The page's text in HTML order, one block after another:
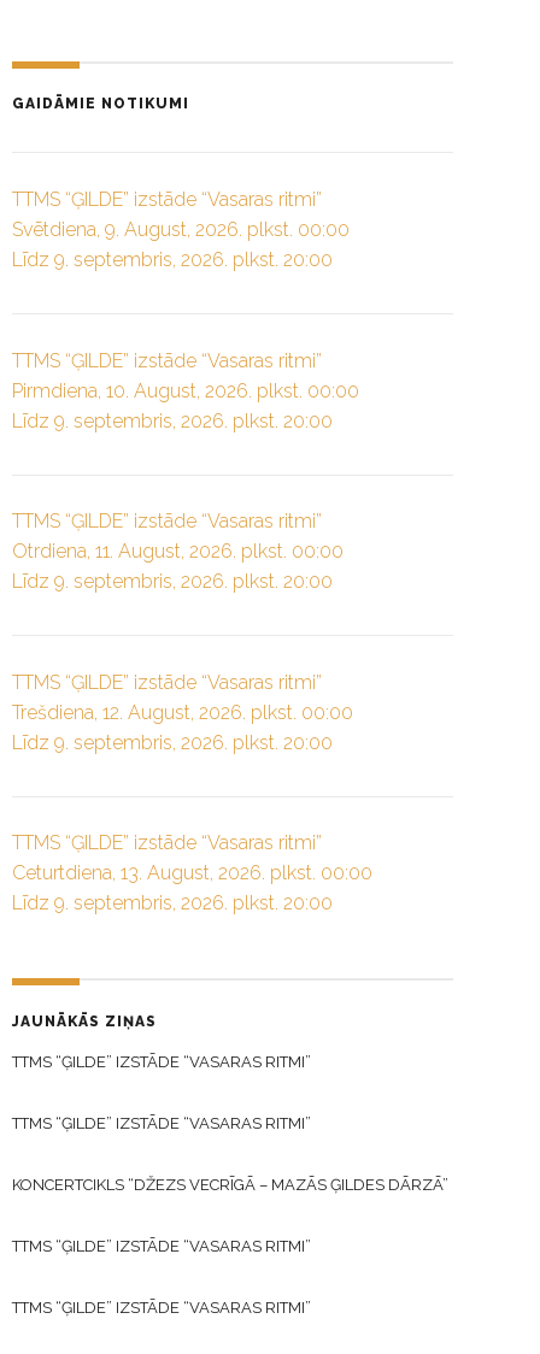
GAIDĀMIE NOTIKUMI
TTMS “ĢILDE” izstāde “Vasaras ritmi”
Svētdiena, 9. August, 2026. plkst. 00:00
Līdz 9. septembris, 2026. plkst. 20:00
TTMS “ĢILDE” izstāde “Vasaras ritmi”
Pirmdiena, 10. August, 2026. plkst. 00:00
Līdz 9. septembris, 2026. plkst. 20:00
TTMS “ĢILDE” izstāde “Vasaras ritmi”
Otrdiena, 11. August, 2026. plkst. 00:00
Līdz 9. septembris, 2026. plkst. 20:00
TTMS “ĢILDE” izstāde “Vasaras ritmi”
Trešdiena, 12. August, 2026. plkst. 00:00
Līdz 9. septembris, 2026. plkst. 20:00
TTMS “ĢILDE” izstāde “Vasaras ritmi”
Ceturtdiena, 13. August, 2026. plkst. 00:00
Līdz 9. septembris, 2026. plkst. 20:00
JAUNĀKĀS ZIŅAS
TTMS “ĢILDE” IZSTĀDE “VASARAS RITMI”
TTMS “ĢILDE” IZSTĀDE “VASARAS RITMI”
KONCERTCIKLS “DŽEZS VECRĪGĀ – MAZĀS ĢILDES DĀRZĀ”
TTMS “ĢILDE” IZSTĀDE “VASARAS RITMI”
TTMS “ĢILDE” IZSTĀDE “VASARAS RITMI”